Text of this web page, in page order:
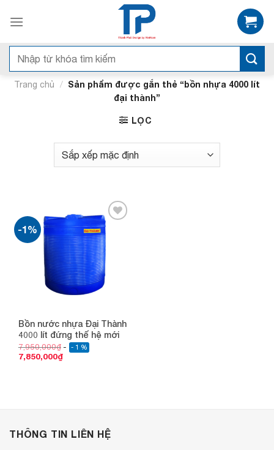
qua
dungTìm
kiếm:
Trang chủ / Sản phẩm được gắn thẻ “bồn nhựa 4000 lít
đại thành”
LỌC
-1%
Add to
wishlist
Bồn nước nhựa Đại Thành
4000 lít đứng thế hệ mới
7,950,000₫ - 1 %
7,850,000₫
THÔNG TIN LIÊN HỆ